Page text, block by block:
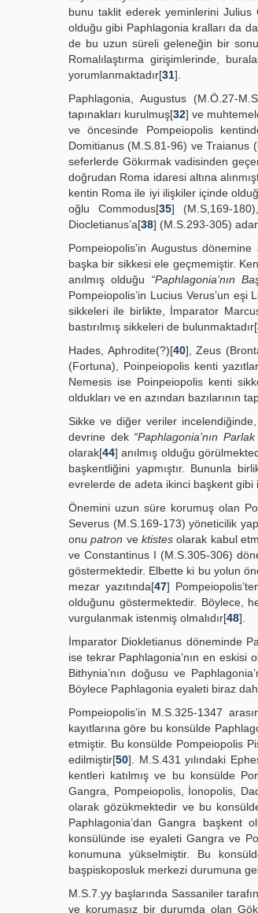
bunu taklit ederek yeminlerini Julius
olduğu gibi Paphlagonia kralları da
de bu uzun süreli geleneğin bir
Romalılaştırma girişimlerinde,
yorumlanmaktadır[31].
Paphlagonia, Augustus (M.Ö.27-
tapınakları kurulmuş[32] ve
ve öncesinde Pompeiopolis
Domitianus (M.S.81-96) ve Traianus
seferlerde Gökırmak vadisinden
doğrudan Roma idaresi altına
kentin Roma ile iyi ilişkiler içinde
oğlu Commodus[35] (M.S,169-
Diocletianus’a[38] (M.S.293-305)
Pompeiopolis'in Augustus
başka bir sikkesi ele geçmemiştir.
anılmış olduğu “Paphlagonia’nın
Pompeiopolis’in Lucius Verus’un eşi
sikkeleri ile birlikte, İmparator
bastırılmış sikkeleri de bulunmaktadır[
Hades, Aphrodite(?)[40], Zeus
(Fortuna), Poinpeiopolis kenti
Nemesis ise Poinpeiopolis kenti
oldukları ve en azından bazılarının
Sikke ve diğer veriler
devrine dek “Paphlagonia’nın
olarak[44] anılmış olduğu
başkentliğini yapmıştır. Bununla
evrelerde de adeta ikinci başkent gibi
Önemini uzun süre korumuş olan
Severus (M.S.169-173) yöneticilik
onupatron vektistes olarak kabul
ve Constantinus I (M.S.305-306)
göstermektedir. Elbette ki bu yolun
mezar yazıtında[47]
olduğunu göstermektedir. Böylece,
vurgulanmak istenmiş olmalıdır[48].
İmparator Diokletianus döneminde
ise tekrar Paphlagonia’nın en eskisi
Bithynia’nın doğusu ve
Böylece Paphlagonia eyaleti biraz
Pompeiopolis’in M.S.325-1347
kayıtlarına göre bu konsülde
etmiştir. Bu konsülde Pompeiopolis
edilmiştir[50]. M.S.431 yılındaki
kentleri katılmış ve bu konsülde
Gangra, Pompeiopolis, İonopolis,
olarak gözükmektedir ve bu
Paphlagonia’dan Gangra başkent
konsülünde ise eyaleti Gangra ve
konumuna yükselmiştir. Bu
başpiskoposluk merkezi durumuna
M.S.7.yy başlarında Sassaniler
ve korumasız bir durumda olan